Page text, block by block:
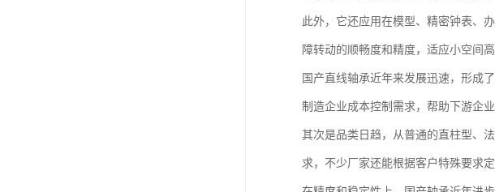
此外，它还应用在模型、精密钟表、
障转动的顺畅度和精度，适应小空间
国产直线轴承近年来发展迅速，形成
制造企业成本控制需求，帮助下游企
其次是品类日趋，从普通的直柱型、
求，不少厂家还能根据客户特殊要求